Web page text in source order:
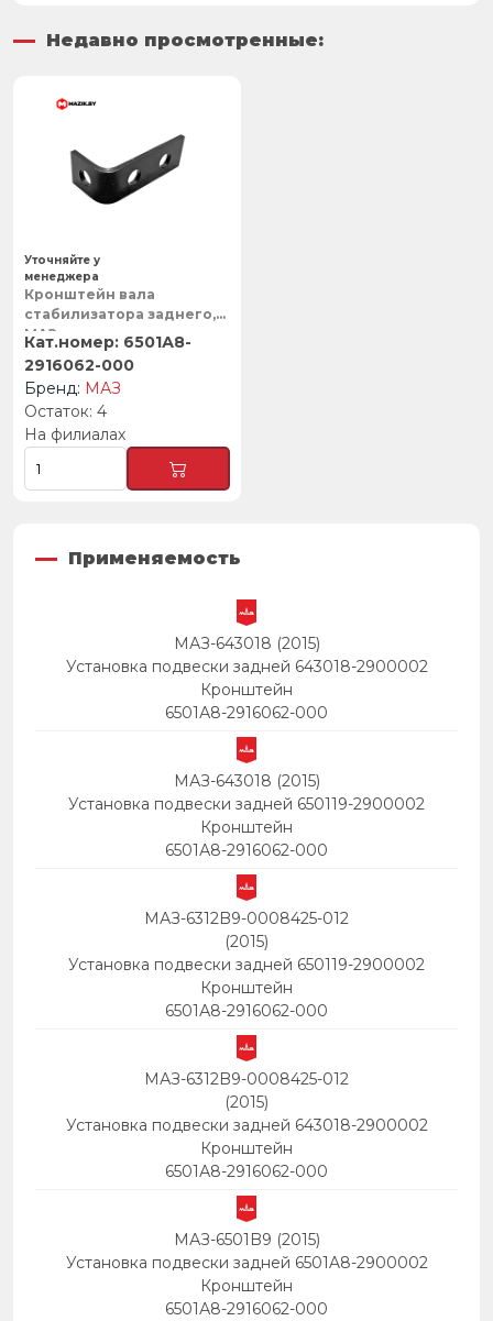
Недавно просмотренные:
Кронштейн вала
стабилизатора заднего,
МАЗ
6501А8-
2916062-000
МАЗ
4
На филиалах
Уточняйте у
менеджера
Применяемость
МАЗ-643018 (2015)
Установка подвески задней 643018-2900002
Кронштейн
6501А8-2916062-000
МАЗ-643018 (2015)
Установка подвески задней 650119-2900002
Кронштейн
6501А8-2916062-000
МАЗ-6312B9-0008425-012
(2015)
Установка подвески задней 650119-2900002
Кронштейн
6501А8-2916062-000
МАЗ-6312B9-0008425-012
(2015)
Установка подвески задней 643018-2900002
Кронштейн
6501А8-2916062-000
МАЗ-6501B9 (2015)
Установка подвески задней 6501A8-2900002
Кронштейн
6501А8-2916062-000